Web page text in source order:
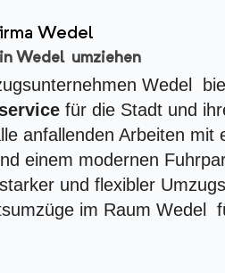
Wedel
Wedel umziehen
Wedel
für die Stadt und
anfallenden Arbeiten
einem modernen
und flexibler
im Raum Wedel